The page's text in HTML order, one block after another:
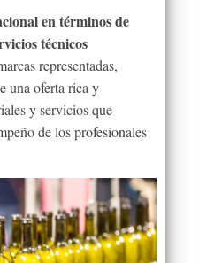
en términos de
técnicos
representadas,
una oferta rica y
y servicios que
de los profesionales